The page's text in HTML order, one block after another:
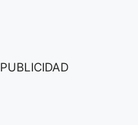
PUBLICIDAD